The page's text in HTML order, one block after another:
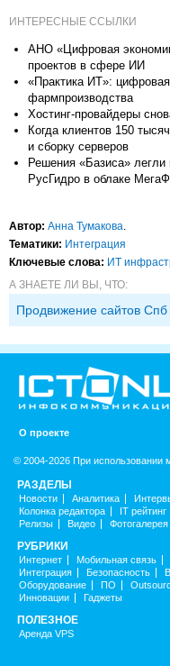
ИНТЕРЕСНЫЕ ССЫЛКИ
АНО «Цифровая
проектов в сфере ИИ
«Практика ИT»:
фармпроизводства
Хостинг-провайдеры
Когда клиентов 150
и сборку серверов
Решения «Базиса» легли
РусГидро в облаке
Автор: Анна Тумакова.
Тематики: Интеграция
Ключевые слова: ИТ
А ЗНАЕТЕ ЛИ ВЫ, ЧТО:
Продвижение сайтов Спб
О проекте
© 2004-2026 При использовании
РАЗДЕЛЫ
Новости Аналитика
Колонка редактора
IT рейтинг
Релизы
Видео Фотогалерея
РУБРИКИ
Интернет Мобильная связь
Интеграция
Безопасность
Оборудование
ПО
Инновации
Гаджеты
ПОЛЕЗНОЕ
Аренда VPS